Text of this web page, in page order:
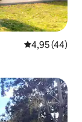
4,95 (44)